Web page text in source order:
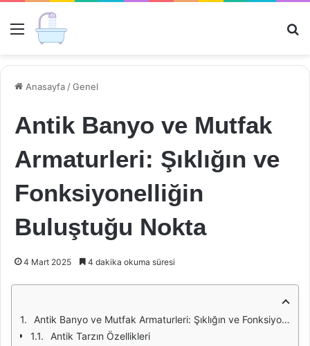
Menü
Anasayfa /Genel
Antik Banyo ve Mutfak
Armaturleri: Şıklığın ve
Fonksiyonelliğin
Buluştuğu Nokta
4 Mart 2025 4 dakika okuma süresi
Antik Banyo ve Mutfak Armaturleri: Şıklığın ve Fonksiyonelliğin Buluştuğu Nokta
Antik Tarzın Özellikleri